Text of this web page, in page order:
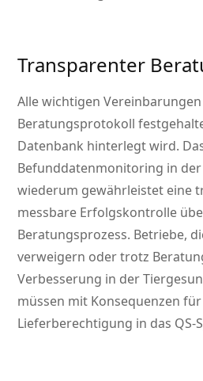
Transparenter
Alle wichtigen
Beratungsprotokoll
Datenbank hinterlegt wird.
Befunddatenmonitoring in der
wiederum gewährleistet eine
messbare Erfolgskontrolle
Beratungsprozess. Betriebe,
verweigern oder trotz
Verbesserung in der
müssen mit Konsequenzen
Lieferberechtigung in das QS-